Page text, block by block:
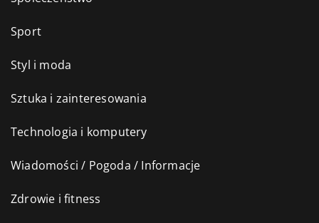
Sport
Styl i moda
Sztuka i zainteresowania
Technologia i komputery
Wiadomości / Pogoda / Informacje
Zdrowie i fitness